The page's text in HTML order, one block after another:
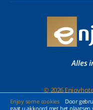
Enjoy some cookies
Door
gaat u akkoord met het
Alles
© 2026